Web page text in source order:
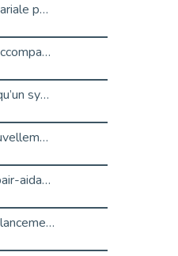
Synergie partenariale pour l'Inclusion Professionnelle chez Orange
Cap Emploi : L'accompagnement EXH c’est quoi ?
21 Mars : Plus qu’un symbole, un engagement pour l’inclusion
Décret de renouvellement de l'aide aux employeurs d'apprentis
Développer la pair-aidance en santé mentale : guide pour les employeurs
DOETH 2026 : lancement de la campagne pour les employeurs publics